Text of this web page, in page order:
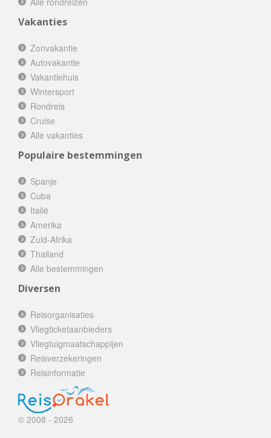
Vakanties
Zonvakantie
Autovakantie
Vakantiehuis
Wintersport
Rondreis
Cruise
Alle vakanties
Populaire bestemmingen
Spanje
Cuba
Italië
Amerika
Zuid-Afrika
Thailand
Alle bestemmingen
Diversen
Reisorganisaties
Vliegticketaanbieders
Vliegtuigmaatschappijen
Reisverzekeringen
Reisinformatie
© 2008 - 2026